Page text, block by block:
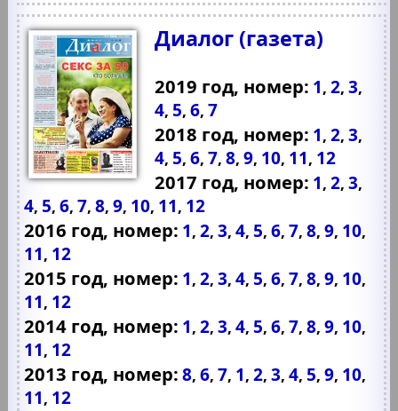
Диалог (газета)
2019 год, номер: 1,2,3,
4, 5,6,7
2018 год, номер: 1,2,3,
4, 5,6,7,8,9, 10, 11, 12
2017 год, номер: 1,2,3,
4, 5,6,7,8,9, 10, 11, 12
2016 год, номер: 1,2,3,4, 5,6,7,8,9, 10,
11, 12
2015 год, номер: 1,2,3,4, 5,6,7,8,9, 10,
11, 12
2014 год, номер: 1,2,3,4, 5,6,7,8,9, 10,
11, 12
2013 год, номер: 8,6,7, 1,2,3,4, 5,9, 10,
11, 12